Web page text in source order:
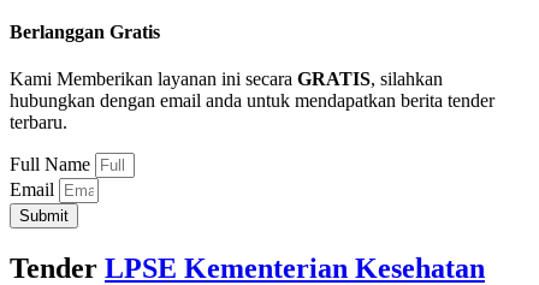
Berlanggan Gratis
Kami Memberikan layanan ini secara GRATIS, silahkan
hubungkan dengan email anda untuk mendapatkan berita tender
terbaru.
Full Name
Email
Submit
Tender LPSE Kementerian Kesehatan